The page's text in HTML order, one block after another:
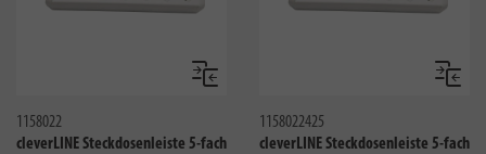
Vergleichen
1158022
cleverLINE Steckdosenleiste 5-fach
1158022425
cleverLINE Steckdosenleiste 5-fach